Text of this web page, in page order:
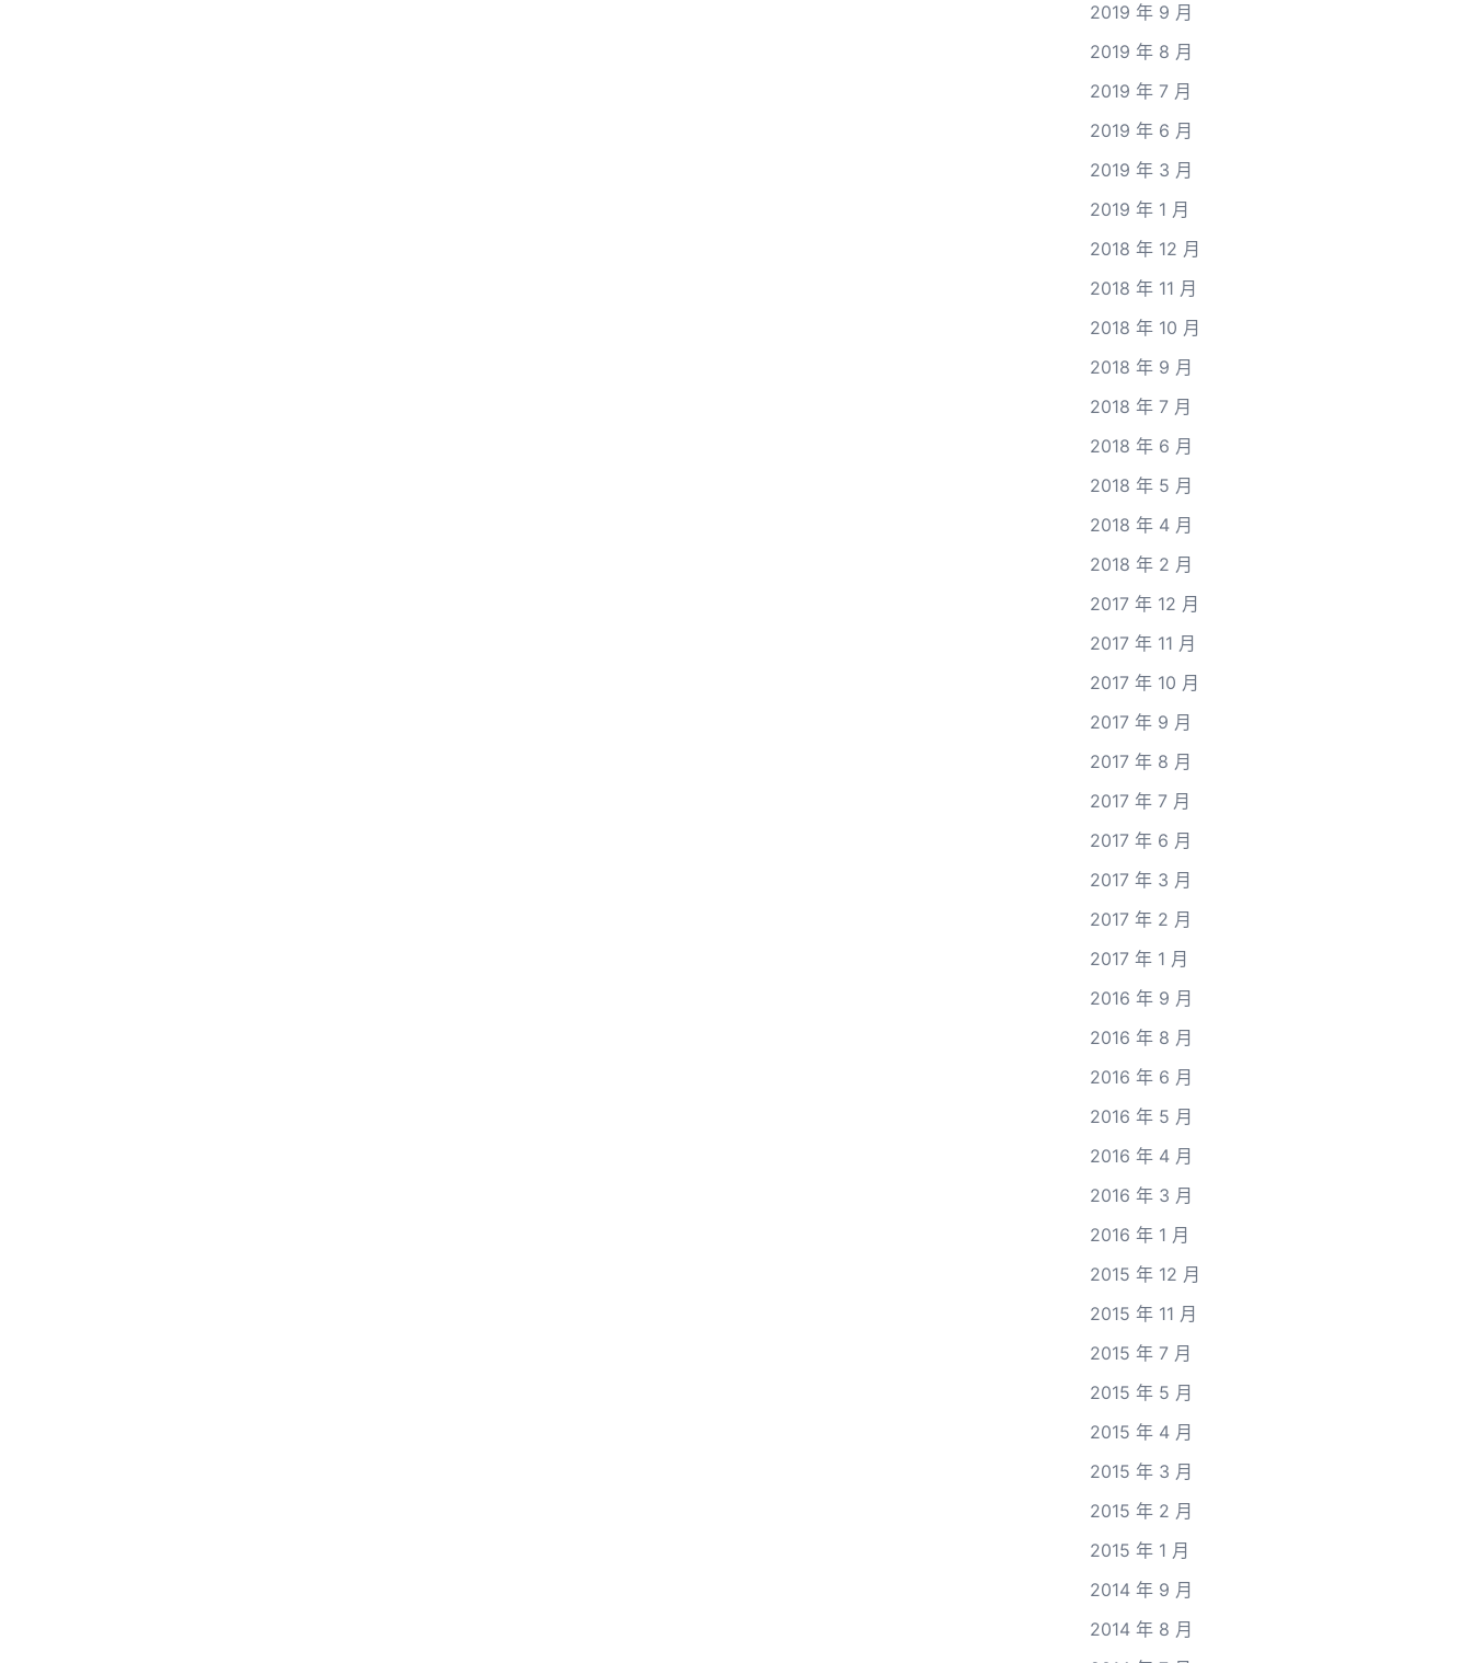
2019 年 9 月
2019 年 8 月
2019 年 7 月
2019 年 6 月
2019 年 3 月
2019 年 1 月
2018 年 12 月
2018 年 11 月
2018 年 10 月
2018 年 9 月
2018 年 7 月
2018 年 6 月
2018 年 5 月
2018 年 4 月
2018 年 2 月
2017 年 12 月
2017 年 11 月
2017 年 10 月
2017 年 9 月
2017 年 8 月
2017 年 7 月
2017 年 6 月
2017 年 3 月
2017 年 2 月
2017 年 1 月
2016 年 9 月
2016 年 8 月
2016 年 6 月
2016 年 5 月
2016 年 4 月
2016 年 3 月
2016 年 1 月
2015 年 12 月
2015 年 11 月
2015 年 7 月
2015 年 5 月
2015 年 4 月
2015 年 3 月
2015 年 2 月
2015 年 1 月
2014 年 9 月
2014 年 8 月